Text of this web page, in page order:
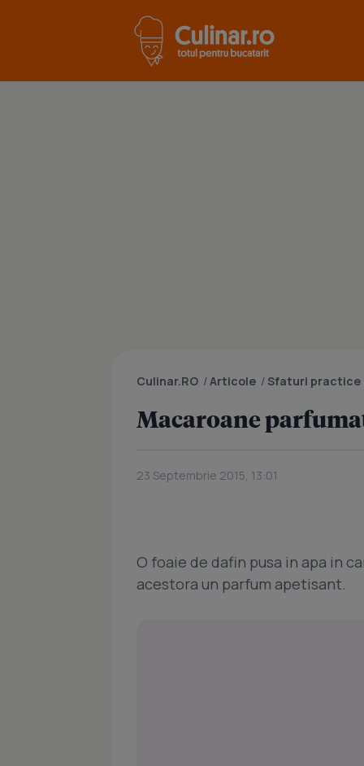
Culinar.RO /Articole / Sfaturi practice
Macaroane
23 Septembrie 2015, 13:01
O foaie de dafin pusa in apa in
acestora un parfum apetisant.